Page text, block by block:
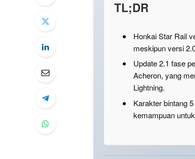
TL;DR
Honkai Star Rail
meskipun versi
Update 2.1 fase
Acheron, yang
Lightning.
Karakter bintang
kemampuan